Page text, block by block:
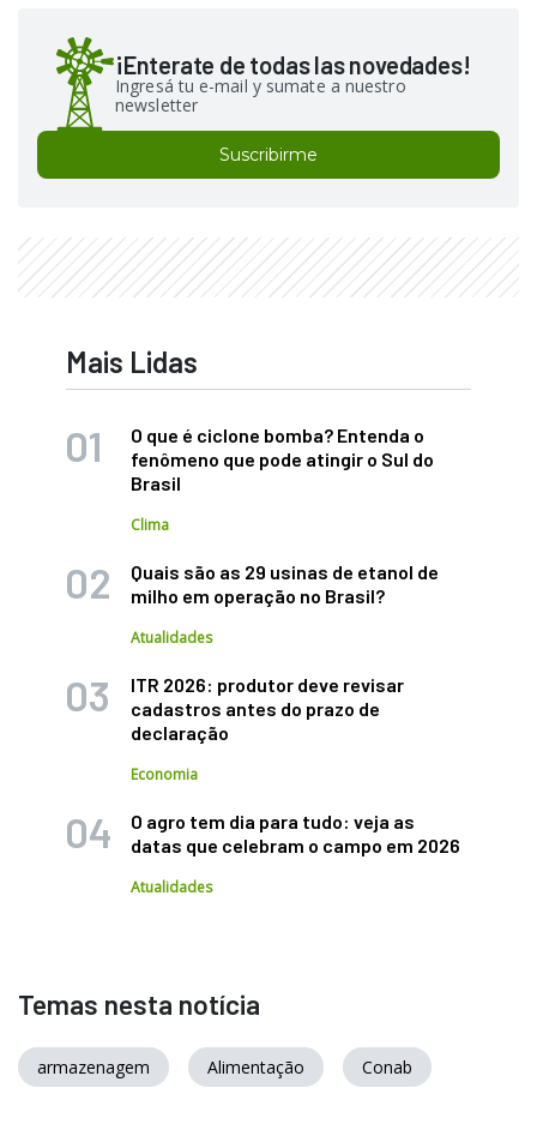
¡Enterate de todas las novedades!
Ingresá tu e-mail y sumate a nuestro
newsletter
Suscribirme
Mais Lidas
O que é ciclone bomba? Entenda o
fenômeno que pode atingir o Sul do
Brasil
Clima
Quais são as 29 usinas de etanol de
milho em operação no Brasil?
Atualidades
ITR 2026: produtor deve revisar
cadastros antes do prazo de
declaração
Economia
O agro tem dia para tudo: veja as
datas que celebram o campo em 2026
Atualidades
Temas nesta notícia
armazenagem Alimentação Conab